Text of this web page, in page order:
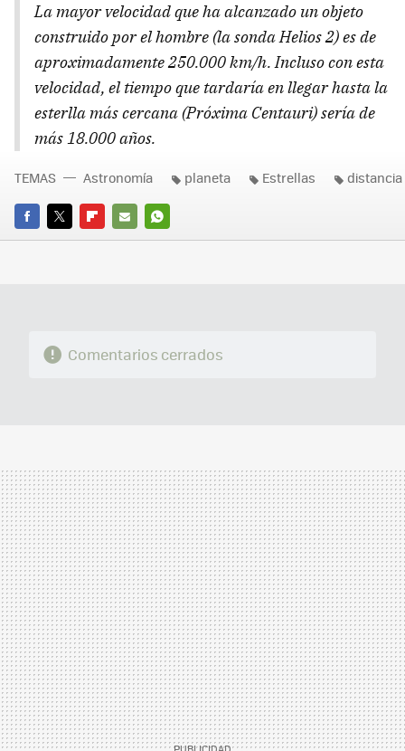
La mayor velocidad que ha alcanzado un objeto
construido por el hombre (la sonda Helios 2) es de
aproximadamente 250.000 km/h. Incluso con esta
velocidad, el tiempo que tardaría en llegar hasta la
esterlla más cercana (Próxima Centauri) sería de
más 18.000 años.
FACEBOOK
TWITTERFLIPBOARD
E-
WHATSAPP
TEMAS Astronomía planeta Estrellas distancia
Comentarios cerrados